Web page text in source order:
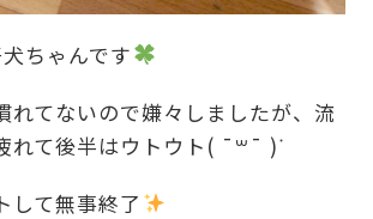
ちゃんです
れてないので嫌々しましたが、流
れて後半はウトウト( ¯꒳​¯ )ᐝ
して無事終了